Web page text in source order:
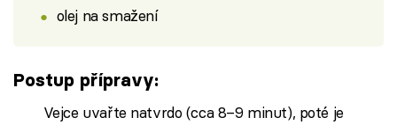
olej na smažení
Postup přípravy:
Vejce uvařte natvrdo (cca 8–9 minut), poté je